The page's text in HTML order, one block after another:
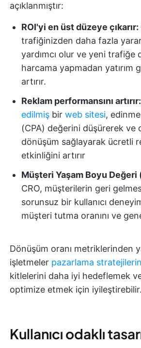
açıklanmıştır:
ROI'yi en üst düzeye çıkarır:
trafiğinizden daha fazla
yardımcı olur ve yeni trafiğe
harcama yapmadan yatırım
artırır.
Reklam performansını artırır:
edilmiş bir web sitesi,
(CPA) değerini düşürerek ve
dönüşüm sağlayarak ücretli
etkinliğini artırır
Müşteri Yaşam Boyu Değeri
CRO, müşterilerin geri
sorunsuz bir kullanıcı
müşteri tutma oranını ve
Dönüşüm oranı metriklerinden
işletmeler pazarlama
kitlelerini daha iyi hedeflemek
optimize etmek için iyileştirebilir.
Kullanıcı odaklı